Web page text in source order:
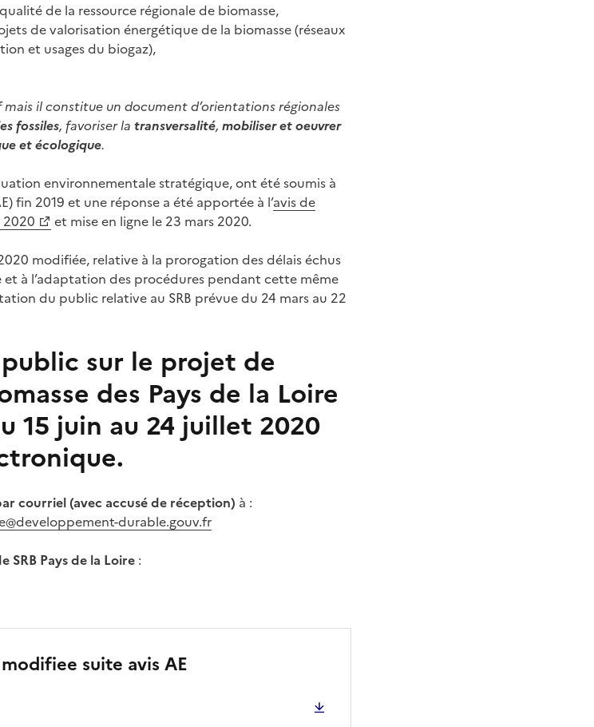
de la ressource régionale de biomasse,
de valorisation énergétique de la biomasse (réseaux
et usages du biogaz),
il constitue un document d’orientations régionales
fossiles, favoriser la transversalité, mobiliser et oeuvrer
et écologique.
environnementale stratégique, ont été soumis à
fin 2019 et une réponse a été apportée à l’avis de
2020
et mise en ligne le 23 mars 2020.
modifiée, relative à la prorogation des délais échus
à l’adaptation des procédures pendant cette même
du public relative au SRB prévue du 24 mars au 22
sur le projet de
des Pays de la Loire
15 juin au 24 juillet 2020
courriel (avec accusé de réception) à :
durable.gouv.fr
Pays de la Loire :
suite avis AE